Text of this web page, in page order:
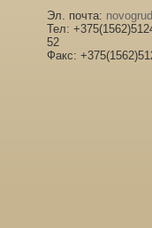
Эл. почта:
Тел:
52
Факс: